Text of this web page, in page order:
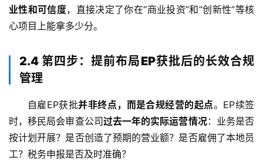
业性和可信度，直接决定了你在“商业投资”和“创新性”等核
心项目上能拿多少分。
2.4 第四步：提前布局EP获批后的长效合规
管理
自雇EP获批并非终点，而是合规经营的起点。EP续签
时，移民局会审查公司过去一年的实际运营情况：业务是否
按计划开展？是否创造了预期的营业额？是否雇佣了本地员
工？税务申报是否及时准确？